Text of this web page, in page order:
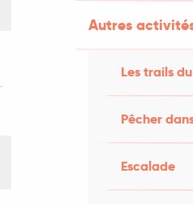
Autres
Les trails
Pêcher
Escalade